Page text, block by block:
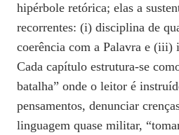
hipérbole retórica; elas a
recorrentes: (i) disciplina de
coerência com a Palavra e (iii)
Cada capítulo estrutura‑se
batalha” onde o leitor é
pensamentos, denunciar
linguagem quase militar,